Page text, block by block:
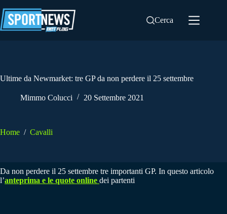
al
contenuto
Cerca
Ultime da Newmarket: tre GP da non perdere il 25 settembre
Mimmo Colucci 20 Settembre 2021
Home / Cavalli
Da non perdere il 25 settembre tre importanti GP. In questo articolo
l’anteprima e le quote online dei partenti